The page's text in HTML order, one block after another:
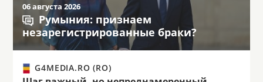
06 августа 2026
Румыния: признаем
незарегистрированные браки?
G4MEDIA.RO (RO)